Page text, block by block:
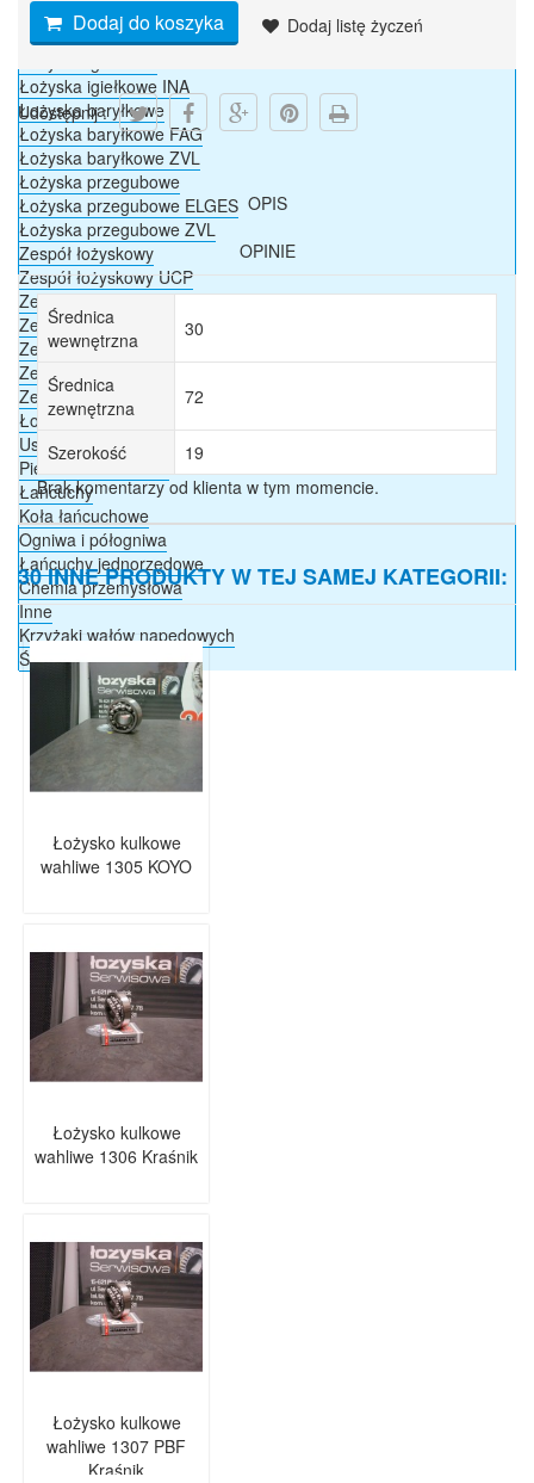
Łożyska walcowe FAG
Łożyska walcowe ZVL
Łożyska igiełkowe INA
Łożyska baryłkowe
Łożyska baryłkowe FAG
Łożyska baryłkowe ZVL
Łożyska przegubowe
Łożyska przegubowe ELGES
Łożyska przegubowe ZVL
Zespół łożyskowy
Zespół łożyskowy UCP
Zespół łożyskowy UCPA
Zespół łożyskowy UCF
Zespół łożyskowy UCFC
Zespół łożyskowy UCFL
Zespół łożyskowy UCT
Łożyska przegubowe DURBAL
Uszczelnienia
Pierścienie osadcze
Łańcuchy
Koła łańcuchowe
Ogniwa i półogniwa
Łańcuchy jednorzędowe
Chemia przemysłowa
Inne
Krzyżaki wałów napędowych
Ściągacze do łożysk
Dodaj do koszyka Dodaj listę życzeń
Udostępnij :
OPIS
OPINIE
Średnica
wewnętrzna
30
Średnica
zewnętrzna
72
Szerokość
19
Brak komentarzy od klienta w tym momencie.
30 INNE PRODUKTY W TEJ SAMEJ KATEGORII:
Łożysko kulkowe
wahliwe 1305 KOYO
Łożysko kulkowe
wahliwe 1306 Kraśnik
Łożysko kulkowe
wahliwe 1307 PBF
Kraśnik